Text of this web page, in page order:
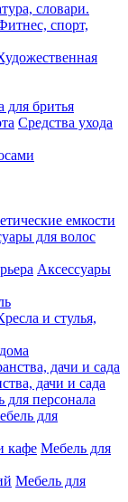
словари.
спорт,
для бритья
Средства ухода
емкости
для волос
Аксессуары
и стулья,
дачи и сада
для персонала
для
Мебель для
Мебель для